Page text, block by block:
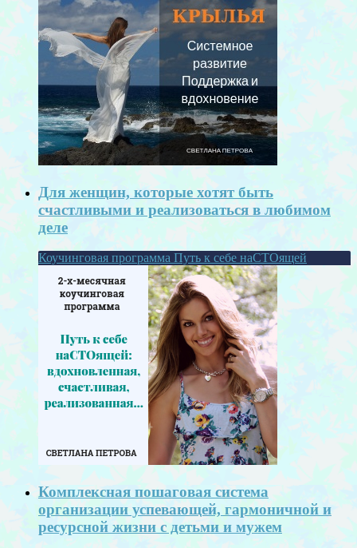
Для женщин, которые хотят быть
счастливыми и реализоваться в любимом
деле
Коучинговая программа Путь к себе наСТОящей
Комплексная пошаговая система
организации успевающей, гармоничной и
ресурсной жизни с детьми и мужем